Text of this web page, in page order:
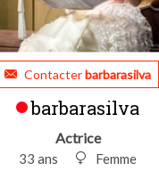
Contacterbarbarasilva
barbarasilva
Actrice
33 ans Femme